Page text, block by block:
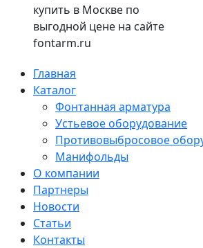
Главная
Каталог
Фонтанная арматура
Устьевое оборудование
Противовыбросовое
Манифольды
О компании
Партнеры
Новости
Статьи
Контакты